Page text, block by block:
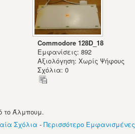
Commodore 128D_18
Εμφανίσεις: 892
Αξιολόγηση: Χωρίς Ψήφους
Σχόλια: 0
το Άλμπουμ.
Σχόλια - Περισσότερο Εμφανισμένες